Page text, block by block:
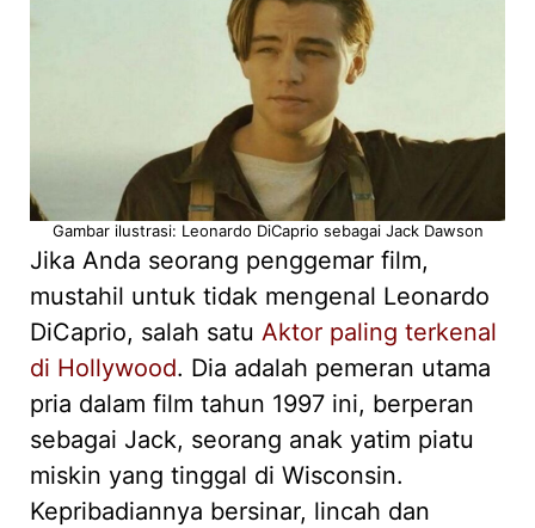
Gambar ilustrasi: Leonardo DiCaprio sebagai Jack Dawson
Jika Anda seorang penggemar film,
mustahil untuk tidak mengenal Leonardo
DiCaprio, salah satu Aktor paling terkenal
di Hollywood. Dia adalah pemeran utama
pria dalam film tahun 1997 ini, berperan
sebagai Jack, seorang anak yatim piatu
miskin yang tinggal di Wisconsin.
Kepribadiannya bersinar, lincah dan